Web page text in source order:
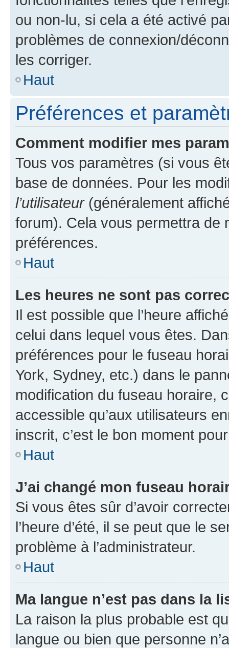
ou non-lu, si cela a été activé
problèmes de connexion/
les corriger.
Haut
Préférences et
Comment modifier mes
Tous vos paramètres (si vous
base de données. Pour les
l’utilisateur(généralement
forum). Cela vous permettra de
préférences.
Haut
Les heures ne sont pas
Il est possible que l’heure
celui dans lequel vous êtes.
préférences pour le fuseau
York, Sydney, etc.) dans le
modification du fuseau horaire,
accessible qu’aux utilisateurs
inscrit, c’est le bon moment
Haut
J’ai changé mon fuseau
Si vous êtes sûr d’avoir
l’heure d’été, il se peut que le
problème à l’administrateur.
Haut
Ma langue n’est pas dans la
La raison la plus probable est
langue ou bien que personne